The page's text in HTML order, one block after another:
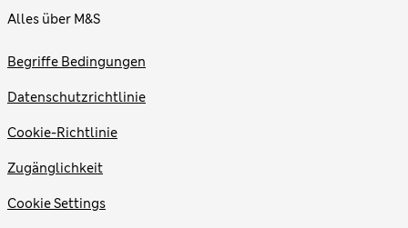
Alles über M&S
Begriffe Bedingungen
Datenschutzrichtlinie
Cookie-Richtlinie
Zugänglichkeit
Cookie Settings